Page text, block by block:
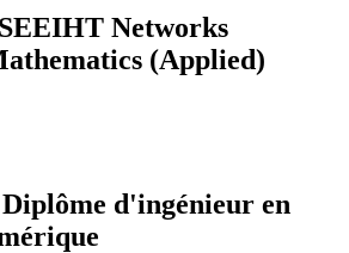
Networks
(Applied)
d'ingénieur en